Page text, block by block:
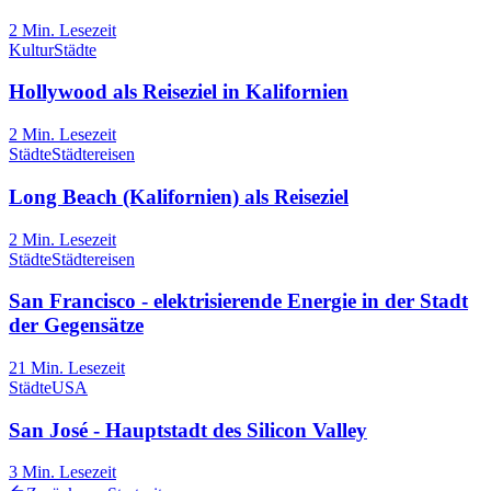
2 Min. Lesezeit
KulturStädte
Hollywood als Reiseziel in Kalifornien
2 Min. Lesezeit
StädteStädtereisen
Long Beach (Kalifornien) als Reiseziel
2 Min. Lesezeit
StädteStädtereisen
San Francisco - elektrisierende Energie in der Stadt
der Gegensätze
21 Min. Lesezeit
StädteUSA
San José - Hauptstadt des Silicon Valley
3 Min. Lesezeit